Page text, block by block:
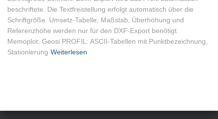
beschriftete. Die Textfreistellung erfolgt automatisch über die
Schriftgröße. Umsetz-Tabelle, Maßstab, Überhöhung und
Referenzhöhe werden nur für den DXF-Export benötigt.
Memoplot, Geosi PROFIL: ASCII-Tabellen mit Punktbezeichnung,
Stationierung Weiterlesen